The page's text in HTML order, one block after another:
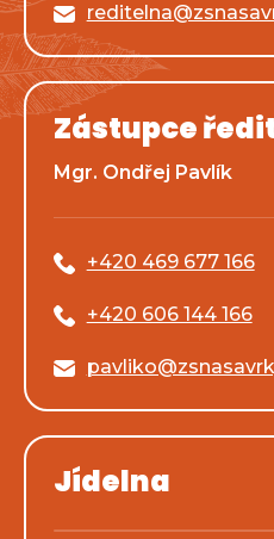
Zástupce
Mgr. Ondřej Pavlík
+420 469 677 166
+420 606 144 166
Jídelna